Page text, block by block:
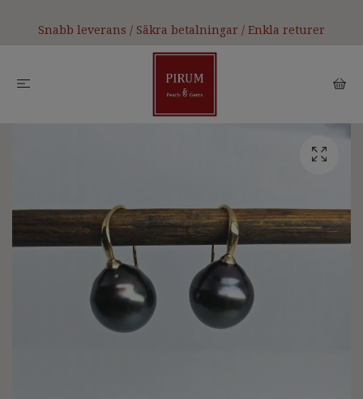
Snabb leverans / Säkra betalningar / Enkla returer